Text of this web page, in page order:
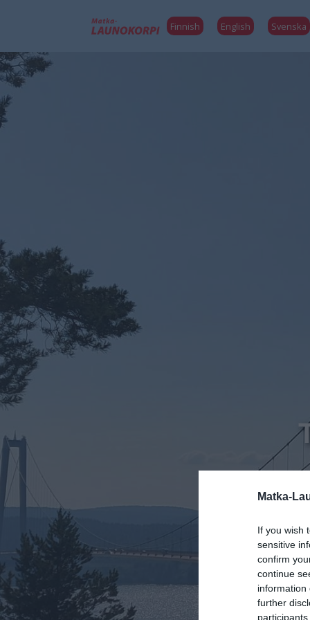
Matka-
If you wish
sensitive
confirm
continue
information
further
Finnish English Svenska